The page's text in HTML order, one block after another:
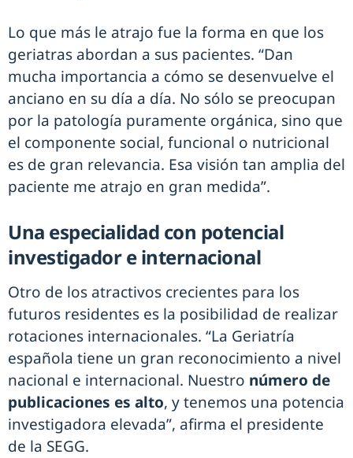
Lo que más le atrajo fue la forma en que los
geriatras abordan a sus pacientes. “Dan
mucha importancia a cómo se desenvuelve el
anciano en su día a día. No sólo se preocupan
por la patología puramente orgánica, sino que
el componente social, funcional o nutricional
es de gran relevancia. Esa visión tan amplia del
paciente me atrajo en gran medida”.
Una especialidad con potencial
investigador e internacional
Otro de los atractivos crecientes para los
futuros residentes es la posibilidad de realizar
rotaciones internacionales. “La Geriatría
española tiene un gran reconocimiento a nivel
nacional e internacional. Nuestro número de
publicaciones es alto, y tenemos una potencia
investigadora elevada”, afirma el presidente
de la SEGG.